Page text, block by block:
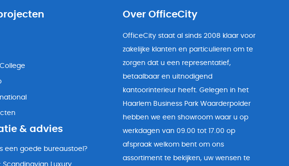
& advies
een goede bureaustoel?
Scandinavian Luxury
Over OfficeCity
OfficeCity staat al sinds 2008 klaar voor
zakelijke klanten en particulieren om te
zorgen dat u een representatief,
betaalbaar en uitnodigend
kantoorinterieur heeft. Gelegen in het
Haarlem Business Park Waarderpolder
hebben we een showroom waar u op
werkdagen van 09.00 tot 17.00 op
afspraak welkom bent om ons
assortiment te bekijken, uw wensen te